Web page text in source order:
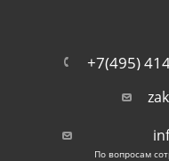
+7(495)
По вопросам